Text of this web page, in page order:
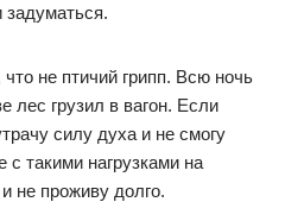
задуматься.
не птичий грипп. Всю ночь
лес грузил в вагон. Если
силу духа и не смогу
с такими нагрузками на
не проживу долго.